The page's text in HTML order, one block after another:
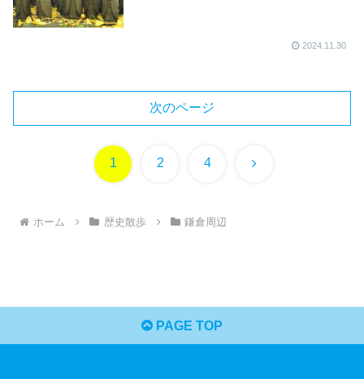
2024.11.30
次のページ
1 2 4 次
ホーム 歴史散歩 鎌倉周辺
PAGE TOP